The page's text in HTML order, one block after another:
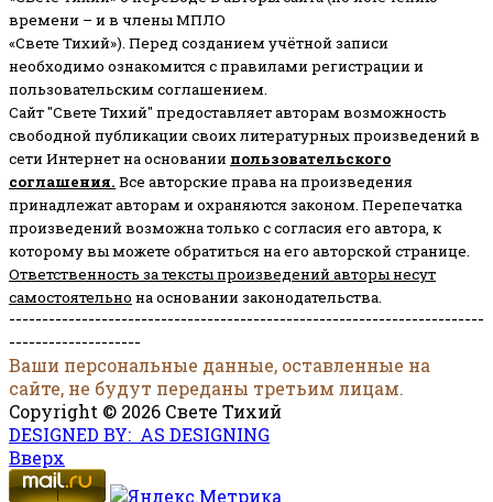
времени – и в члены МПЛО
«Свете Тихий»). Перед созданием учётной записи
необходимо ознакомится с правилами регистрации и
пользовательским соглашением.
Сайт "Свете Тихий" предоставляет авторам возможность
свободной публикации своих литературных произведений в
сети Интернет на основании пользовательского
соглашения. Все авторские права на произведения
принадлежат авторам и охраняются законом. Перепечатка
произведений возможна только с согласия его автора, к
которому вы можете обратиться на его авторской странице.
Ответственность за тексты произведений авторы несут
самостоятельно на основании законодательства.
------------------------------------------------------------------------
--------------------
Ваши персональные данные, оставленные на
сайте, не будут переданы третьим лицам.
Copyright © 2026 Свете Тихий
DESIGNED BY: AS DESIGNING
Вверх